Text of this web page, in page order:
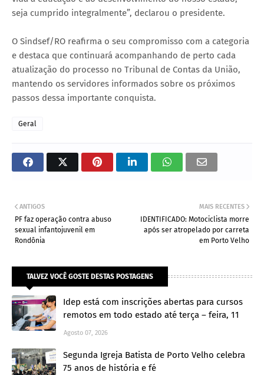
seja cumprido integralmente”, declarou o presidente.
O Sindsef/RO reafirma o seu compromisso com a categoria
e destaca que continuará acompanhando de perto cada
atualização do processo no Tribunal de Contas da União,
mantendo os servidores informados sobre os próximos
passos dessa importante conquista.
Geral
MAIS RECENTES
IDENTIFICADO: Motociclista morre
após ser atropelado por carreta
em Porto Velho
ANTIGOS
PF faz operação contra abuso
sexual infantojuvenil em
Rondônia
TALVEZ VOCÊ GOSTE DESTAS POSTAGENS
Idep está com inscrições abertas para cursos
remotos em todo estado até terça – feira, 11
Agosto 07, 2026
Segunda Igreja Batista de Porto Velho celebra
75 anos de história e fé